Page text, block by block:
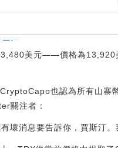
美元——價格為13,920
也認為所有山
關注者：
壞消息要告訴你，賈斯汀